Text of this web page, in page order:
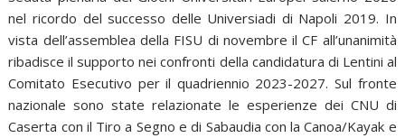
nel ricordo del successo delle Universiadi di Napoli 2019. In
vista dell’assemblea della FISU di novembre il CF all’unanimità
ribadisce il supporto nei confronti della candidatura di Lentini al
Comitato Esecutivo per il quadriennio 2023-2027. Sul fronte
nazionale sono state relazionate le esperienze dei CNU di
Caserta con il Tiro a Segno e di Sabaudia con la Canoa/Kayak e